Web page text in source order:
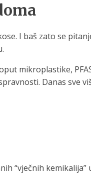
I baš zato se
mikroplastike,
Danas sve
“vječnih kemikalija”